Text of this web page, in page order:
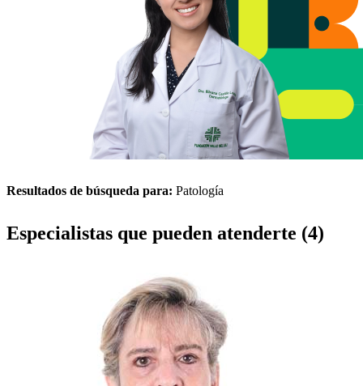
Resultados de búsqueda para: Patología
Especialistas que pueden atenderte (4)